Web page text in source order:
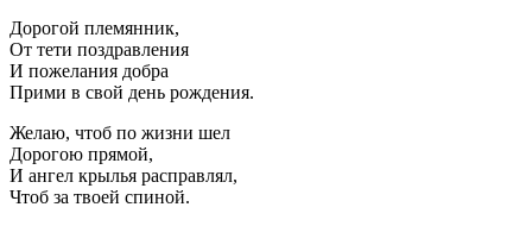
Дорогой племянник,
От тети поздравления
И пожелания добра
Прими в свой день рождения.
Желаю, чтоб по жизни шел
Дорогою прямой,
И ангел крылья расправлял,
Чтоб за твоей спиной.